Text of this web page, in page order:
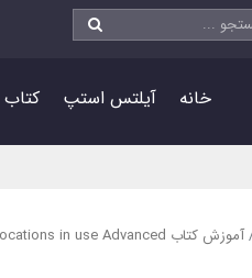
خانه آیلتس استپ
آموزش کتاب Collocations in use Advanced